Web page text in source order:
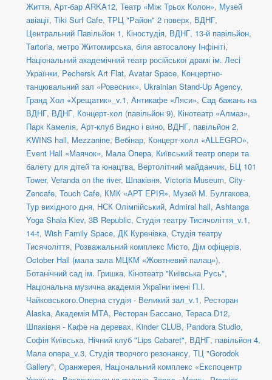
Життя, Арт-бар ARKA12, Театр «Між Трьох Колон», Музей
авіації, Tiki Surf Cafe, ТРЦ "Район" 2 поверх, ВДНГ,
Центральний Павільйон 1, Кіностудія, ВДНГ, 13-й павільйон,
Tartoria, метро Житомирська, біля автосалону Інфініті,
Національний академічний театр російської драмі ім. Лесі
Українки, Pechersk Art Flat, Avatar Space, Концертно-
танцювальний зал «Ровесник», Ukrainian Stand-Up Agency,
Гранд Хол «Хрещатик»_v.1, Антикафе «Ляси», Сад бажань на
ВДНГ, ВДНГ, Концерт-хол (павільйон 9), Кінотеатр «Алмаз»,
Парк Камелія, Арт-клуб Видно і вино, ВДНГ, павільйон 2,
KWINS hall, Mezzanine, Вебінар, Концерт-холл «ALLEGRO»,
Event Hall «Маячок», Мала Опера, Київський театр опери та
балету для дітей та юнацтва, Вертолітний майданчик, БЦ 101
Tower, Veranda on the river, Шпаківня, Victoria Museum, City-
Zencafe, Touch Cafe, КМК «АРТ ЕРІЯ», Музей М. Булгакова,
Тур вихідного дня, НСК Олімпійський, Admiral hall, Ashtanga
Yoga Shala Kiev, 3B Republic, Студія театру Тисячоліття_v.1,
14-t, Wish Family Space, ДК Куренівка, Студія театру
Тисячоліття, Розважальний комплекс Місто, Дім офіцерів,
October Hall (мала зала МЦКМ «Жовтневий палац»),
Ботанічний сад ім. Гришка, Кінотеатр "Київська Русь",
Національна музична академія України імені П.І.
Чайковського.Оперна студія - Великий зал_v.1, Ресторан
Alaska, Академія МТА, Ресторан Бассано, Тераса D12,
Шпаківня - Кафе на деревах, Kinder CLUB, Pandora Studio,
Софія Київська, Нічний клуб "Lips Cabaret", ВДНГ, павільйон 4,
Мала опера_v.3, Студія творчого резонансу, ТЦ "Gorodok
Gallery", Оранжерея, Національний комплекс «Експоцентр